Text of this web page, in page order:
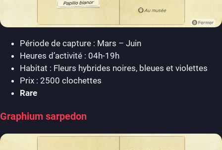
Période de capture : Mars – Juin
Heures d’activité : 04h-19h
Habitat : Fleurs hybrides noires, bleues et violettes
Prix : 2500 clochettes
Rare
Graphium sarpedon